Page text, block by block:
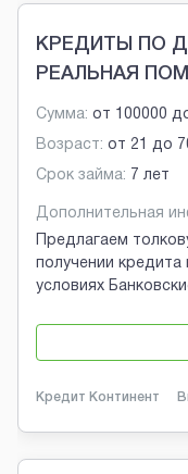
КРЕДИТЫ ПО
РЕАЛЬНАЯ
Сумма: от 100000
Возраст: от 21 до
Срок займа: 7 лет
Дополнительная
Предлагаем
получении
условиях
Кредит Континент